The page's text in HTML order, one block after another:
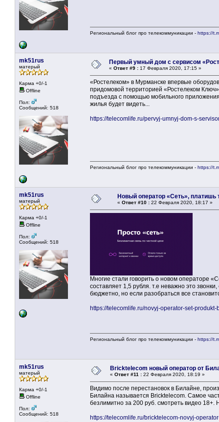
Региональный блог про телекоммуникации - https://
mk51rus
матерый
Карма +0/-1
Offline
Пол:
Сообщений: 518
Первый умный дом с сервисом
« Ответ #9 : 17 Февраля 2020, 17:15 »
«Ростелеком» в Мурманске впервые
придомовой территорией «Ростелеком
подъезда с помощью мобильного
жилья будет видеть...
https://telecomlife.ru/pervyj-umnyj-dom-s-
Региональный блог про телекоммуникации - https://
mk51rus
матерый
Карма +0/-1
Offline
Пол:
Сообщений: 518
Новый оператор «Сеть», платишь
« Ответ #10 : 22 Февраля 2020, 18:17 »
Многие стали говорить о новом операторе
составляет 1,5 рубля. т.е неважно это
бюджетно, но если разобраться все
https://telecomlife.ru/novyj-operator-set-produkt-
Региональный блог про телекоммуникации - https://
mk51rus
матерый
Карма +0/-1
Offline
Пол:
Сообщений: 518
Bricktelecom новый оператор от
« Ответ #11 : 22 Февраля 2020, 18:19 »
Видимо после перестановок в Билайне,
Билайна называется Bricktelecom. Самое
безлимитно за 200 руб. смотреть видео 18+.
https://telecomlife.ru/bricktelecom-novyj-